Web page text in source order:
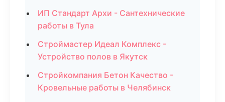
ИП Стандарт Архи - Сантехнические
работы в Тула
Строймастер Идеал Комплекс -
Устройство полов в Якутск
Стройкомпания Бетон Качество -
Кровельные работы в Челябинск